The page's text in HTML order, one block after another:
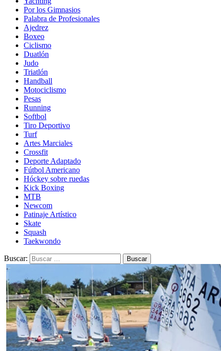
Por los Gimnasios
Palabra de Profesionales
Ajedrez
Boxeo
Ciclismo
Duatlón
Judo
Triatlón
Handball
Motociclismo
Pesas
Running
Softbol
Tiro Deportivo
Turf
Artes Marciales
Crossfit
Deporte Adaptado
Fútbol Americano
Hóckey sobre ruedas
Kick Boxing
MTB
Newcom
Patinaje Artístico
Skate
Squash
Taekwondo
Buscar: